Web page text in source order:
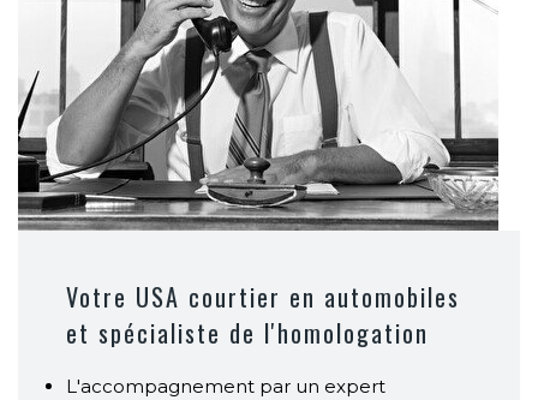
Votre USA courtier en automobiles
et spécialiste de l'homologation
L'accompagnement par un expert